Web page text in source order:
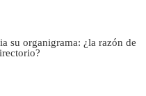
su organigrama: ¿la razón de